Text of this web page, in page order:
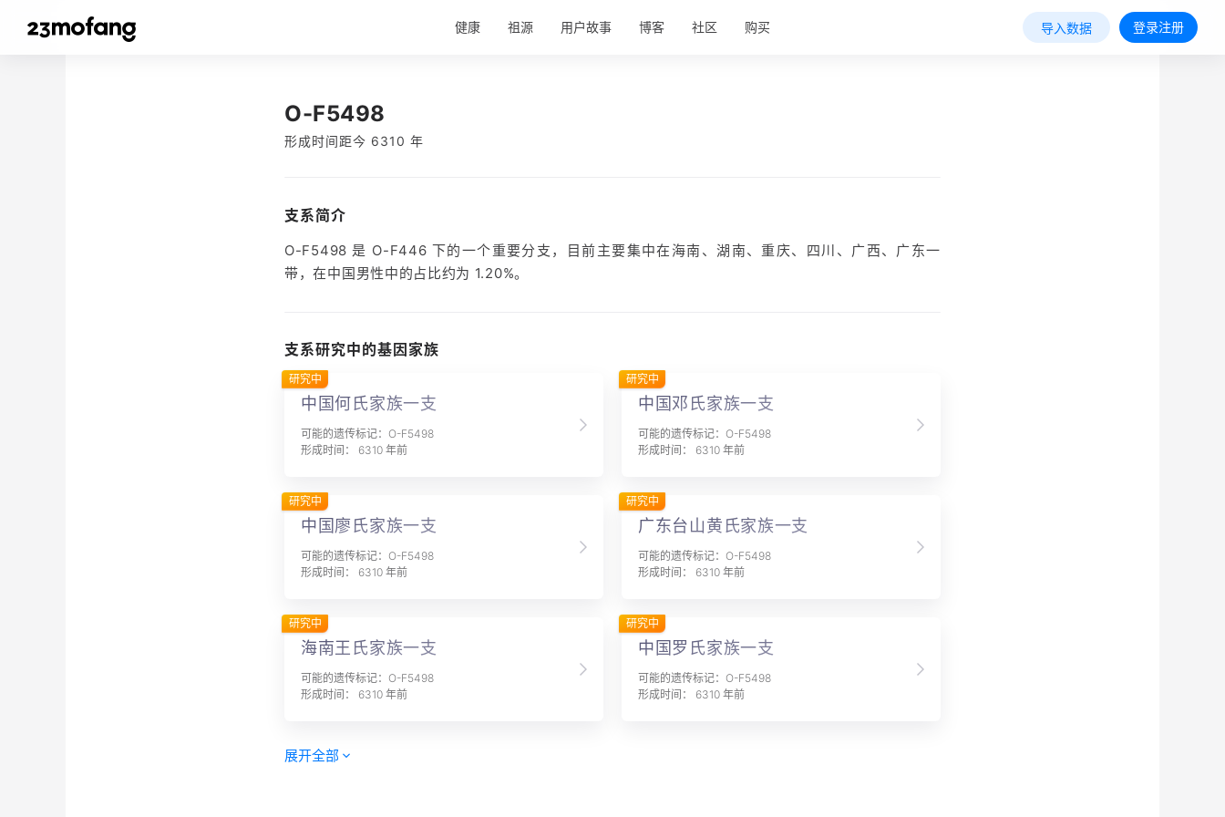
健康 祖源 用户故事 博客 社区 购买 导入数据 登录注册
O-F5498
形成时间距今 6310 年
支系简介
O-F5498 是 O-F446 下的一个重要分支，目前主要集中在海南、湖南、重庆、四川、广西、广东一
带，在中国男性中的占比约为 1.20%。
支系研究中的基因家族
中国何氏家族一支
可能的遗传标记：O-F5498
形成时间： 6310 年前
研究中
中国邓氏家族一支
可能的遗传标记：O-F5498
形成时间： 6310 年前
研究中
中国廖氏家族一支
可能的遗传标记：O-F5498
形成时间： 6310 年前
研究中
广东台山黄氏家族一支
可能的遗传标记：O-F5498
形成时间： 6310 年前
研究中
海南王氏家族一支
可能的遗传标记：O-F5498
形成时间： 6310 年前
研究中
中国罗氏家族一支
可能的遗传标记：O-F5498
形成时间： 6310 年前
研究中
展开全部